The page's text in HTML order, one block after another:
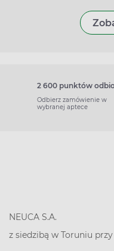
2 600 punktów
Odbierz zamówienie w
wybranej aptece
NEUCA S.A.
z siedzibą w Toruniu przy